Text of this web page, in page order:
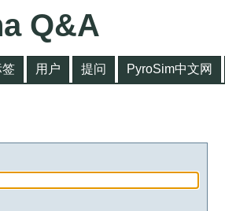
Q&A
签 用户 提问 PyroSim中文网